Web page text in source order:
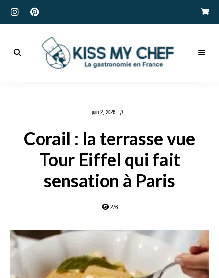
juin 2, 2026
Corail : la terrasse vue
Tour Eiffel qui fait
sensation à Paris
276